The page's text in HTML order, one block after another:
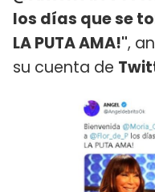
los días que se
LA PUTA AMA!",
su cuenta de